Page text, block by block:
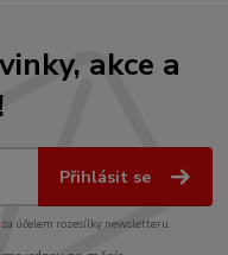
akce a
Přihlásit se
účelem rozesílky newsletteru.